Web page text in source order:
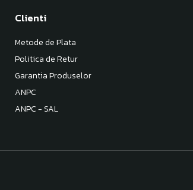
Clienti
Metode de Plata
Politica de Retur
Garantia Produselor
ANPC
ANPC - SAL